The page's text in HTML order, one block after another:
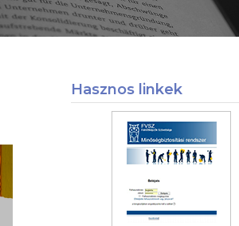
Hasznos linkek